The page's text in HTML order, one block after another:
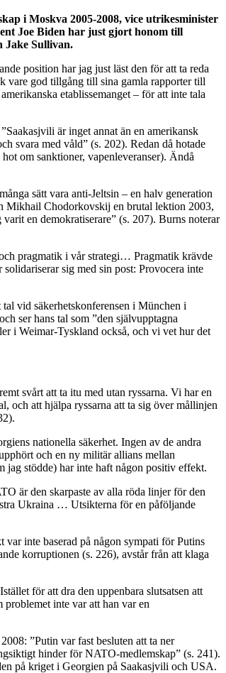
i Moskva 2005-2008, vice utrikesminister
Joe Biden har just gjort honom till
Jake Sullivan.
position har jag just läst den för att ta reda
vare god tillgång till sina gamla rapporter till
etablissemanget – för att inte tala
är inget annat än en amerikansk
svara med våld” (s. 202). Redan då hotade
om sanktioner, vapenleveranser). Ändå
sätt vara anti-Jeltsin – en halv generation
Mikhail Chodorkovskij en brutal lektion 2003,
en demokratiserare” (s. 207). Burns noterar
pragmatik i vår strategi… Pragmatik krävde
sig med sin post: Provocera inte
vid säkerhetskonferensen i München i
ser hans tal som ”den självupptagna
i Weimar-Tyskland också, och vi vet hur det
svårt att ta itu med utan ryssarna. Vi har en
och att hjälpa ryssarna att ta sig över mållinjen
nationella säkerhet. Ingen av de andra
och en ny militär allians mellan
jag stödde) har inte haft någon positiv effekt.
är den skarpaste av alla röda linjer för den
Ukraina … Utsikterna för en påföljande
inte baserad på någon sympati för Putins
korruptionen (s. 226), avstår från att klaga
för att dra den uppenbara slutsatsen att
inte var att han var en
”Putin var fast besluten att ta ner
hinder för NATO-medlemskap” (s. 241).
på kriget i Georgien på Saakasjvili och USA.